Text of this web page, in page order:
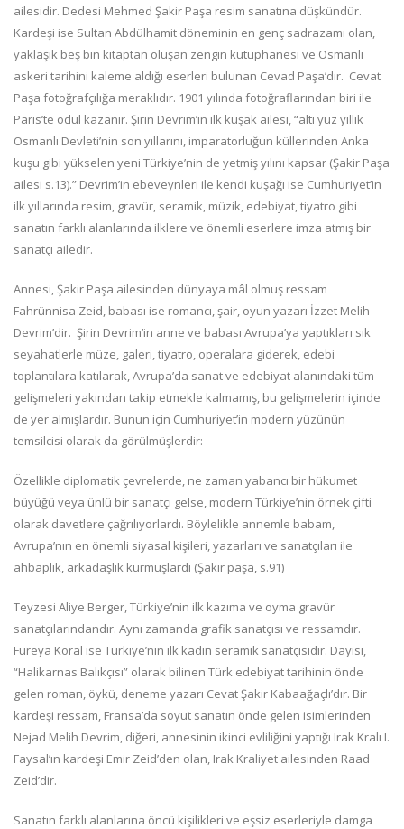
ailesidir. Dedesi Mehmed Şakir Paşa resim sanatına düşkündür.
Kardeşi ise Sultan Abdülhamit döneminin en genç sadrazamı olan,
yaklaşık beş bin kitaptan oluşan zengin kütüphanesi ve Osmanlı
askeri tarihini kaleme aldığı eserleri bulunan Cevad Paşa’dır. Cevat
Paşa fotoğrafçılığa meraklıdır. 1901 yılında fotoğraflarından biri ile
Paris’te ödül kazanır. Şirin Devrim’in ilk kuşak ailesi, “altı yüz yıllık
Osmanlı Devleti’nin son yıllarını, imparatorluğun küllerinden Anka
kuşu gibi yükselen yeni Türkiye’nin de yetmiş yılını kapsar (Şakir Paşa
ailesi s.13).” Devrim’in ebeveynleri ile kendi kuşağı ise Cumhuriyet’in
ilk yıllarında resim, gravür, seramik, müzik, edebiyat, tiyatro gibi
sanatın farklı alanlarında ilklere ve önemli eserlere imza atmış bir
sanatçı ailedir.
Annesi, Şakir Paşa ailesinden dünyaya mâl olmuş ressam
Fahrünnisa Zeid, babası ise romancı, şair, oyun yazarı İzzet Melih
Devrim’dir. Şirin Devrim’in anne ve babası Avrupa’ya yaptıkları sık
seyahatlerle müze, galeri, tiyatro, operalara giderek, edebi
toplantılara katılarak, Avrupa’da sanat ve edebiyat alanındaki tüm
gelişmeleri yakından takip etmekle kalmamış, bu gelişmelerin içinde
de yer almışlardır. Bunun için Cumhuriyet’in modern yüzünün
temsilcisi olarak da görülmüşlerdir:
Özellikle diplomatik çevrelerde, ne zaman yabancı bir hükumet
büyüğü veya ünlü bir sanatçı gelse, modern Türkiye’nin örnek çifti
olarak davetlere çağrılıyorlardı. Böylelikle annemle babam,
Avrupa’nın en önemli siyasal kişileri, yazarları ve sanatçıları ile
ahbaplık, arkadaşlık kurmuşlardı (Şakir paşa, s.91)
Teyzesi Aliye Berger, Türkiye’nin ilk kazıma ve oyma gravür
sanatçılarındandır. Aynı zamanda grafik sanatçısı ve ressamdır.
Füreya Koral ise Türkiye’nin ilk kadın seramik sanatçısıdır. Dayısı,
“Halikarnas Balıkçısı” olarak bilinen Türk edebiyat tarihinin önde
gelen roman, öykü, deneme yazarı Cevat Şakir Kabaağaçlı’dır. Bir
kardeşi ressam, Fransa’da soyut sanatın önde gelen isimlerinden
Nejad Melih Devrim, diğeri, annesinin ikinci evliliğini yaptığı Irak Kralı I.
Faysal’ın kardeşi Emir Zeid’den olan, Irak Kraliyet ailesinden Raad
Zeid’dir.
Sanatın farklı alanlarına öncü kişilikleri ve eşsiz eserleriyle damga